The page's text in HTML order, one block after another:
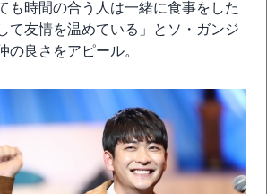
も時間の合う人は一緒に食事をした
て友情を温めている」とソ・ガンジ
の良さをアピール。